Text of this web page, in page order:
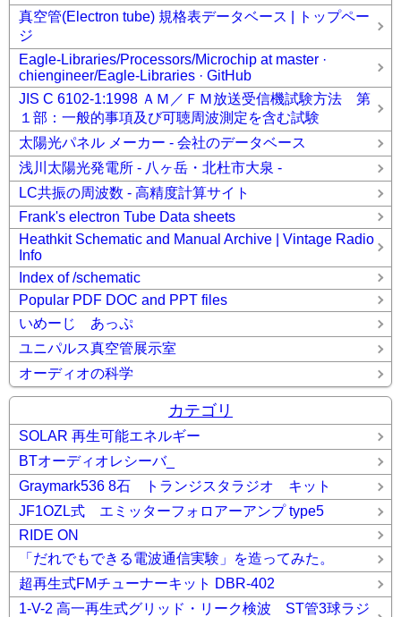
真空管(Electron tube) 規格表データベース | トップペー
ジ
Eagle-Libraries/Processors/Microchip at master ·
chiengineer/Eagle-Libraries · GitHub
JIS C 6102-1:1998 ＡＭ／ＦＭ放送受信機試験方法 第
１部：一般的事項及び可聴周波測定を含む試験
太陽光パネル メーカー - 会社のデータベース
浅川太陽光発電所 - 八ヶ岳・北杜市大泉 -
LC共振の周波数 - 高精度計算サイト
Frank's electron Tube Data sheets
Heathkit Schematic and Manual Archive | Vintage Radio
Info
Index of /schematic
Popular PDF DOC and PPT files
いめーじ あっぷ
ユニパルス真空管展示室
オーディオの科学
カテゴリ
SOLAR 再生可能エネルギー
BTオーディオレシーバ_
Graymark536 8石 トランジスタラジオ キット
JF1OZL式 エミッターフォロアーアンプ type5
RIDE ON
「だれでもできる電波通信実験」を造ってみた。
超再生式FMチューナーキット DBR-402
1-V-2 高一再生式グリッド・リーク検波 ST管3球ラジ